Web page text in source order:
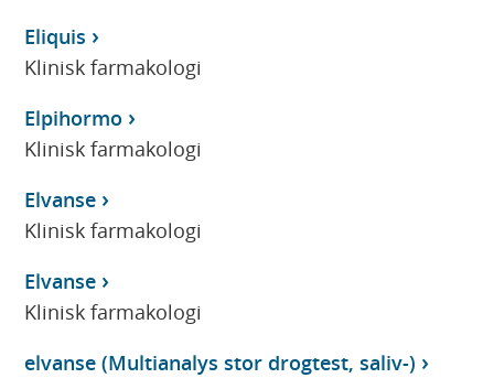
Eliquis
Klinisk farmakologi
Elpihormo
Klinisk farmakologi
Elvanse
Klinisk farmakologi
Elvanse
Klinisk farmakologi
elvanse (Multianalys stor drogtest, saliv-)